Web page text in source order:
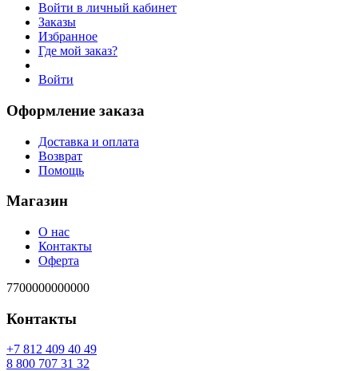
Войти в личный кабинет
Заказы
Избранное
Где мой заказ?
Войти
Оформление заказа
Доставка и оплата
Возврат
Помощь
Магазин
О нас
Контакты
Оферта
7700000000000
Контакты
94 04 904 218 7+
23 13 707 008 8